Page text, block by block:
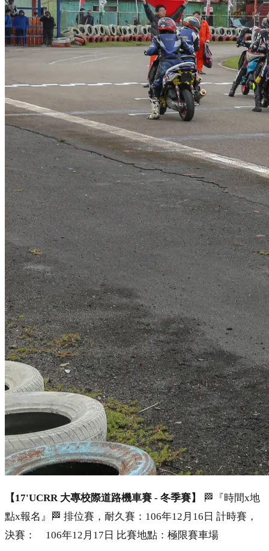
【17'UCRR 大專校際道路機車賽 - 冬季賽】
🏁『時間x地
點x報名』🏁 排位賽，耐久賽：106年12月16日 計時賽，
決賽： 106年12月17日 比賽地點：極限賽車場